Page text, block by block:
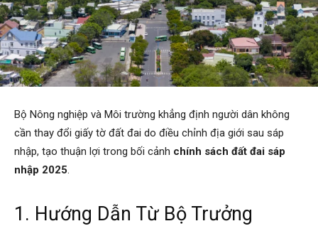
Bộ Nông nghiệp và Môi trường khẳng định người dân không
cần thay đổi giấy tờ đất đai do điều chỉnh địa giới sau sáp
nhập, tạo thuận lợi trong bối cảnh chính sách đất đai sáp
nhập 2025.
1. Hướng Dẫn Từ Bộ Trưởng